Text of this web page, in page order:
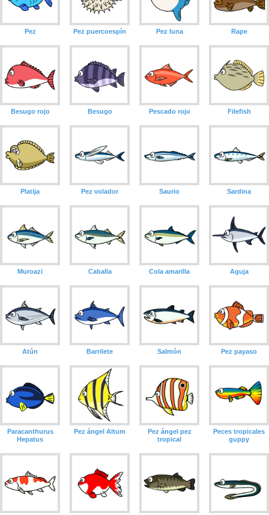
Pez Pez puercoespín Pez luna Rape
Besugo rojo Besugo Pescado rojo Filefish
Platija Pez volador Saurio Sardina
Muroazi Caballa Cola amarilla Aguja
Atún Barrilete Salmón Pez payaso
Paracanthurus
Hepatus
Pez ángel Altum
Pez ángel pez
tropical
Peces tropicales
guppy